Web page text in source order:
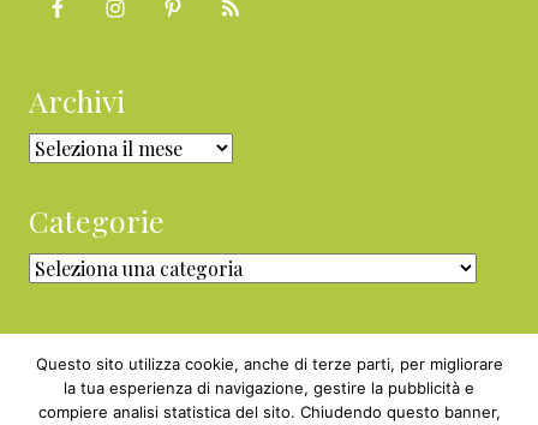
Archivi
Archivi
Categorie
Categorie
Questo sito utilizza cookie, anche di terze parti, per migliorare
la tua esperienza di navigazione, gestire la pubblicità e
compiere analisi statistica del sito. Chiudendo questo banner,